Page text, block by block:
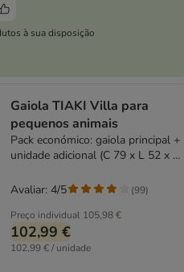
à sua disposição
Gaiola TIAKI Villa para
pequenos animais
Pack económico: gaiola principal +
unidade adicional (C 79 x L 52 x A
Preço individual 105,98 €
102,99 €
102,99 € / unidade
Avaliar: 4/5 (99)